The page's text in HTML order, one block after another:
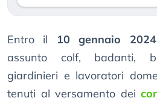
Entro il 10 gennaio 2024
assunto colf, badanti,
giardinieri e lavoratori
tenuti al versamento dei